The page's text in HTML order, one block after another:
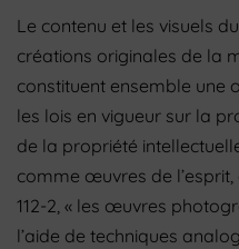
Le contenu et les visuels
créations originales de la
constituent ensemble
les lois en vigueur sur la
de la propriété
comme œuvres de l’esprit,
112-2, « les œuvres
l’aide de techniques